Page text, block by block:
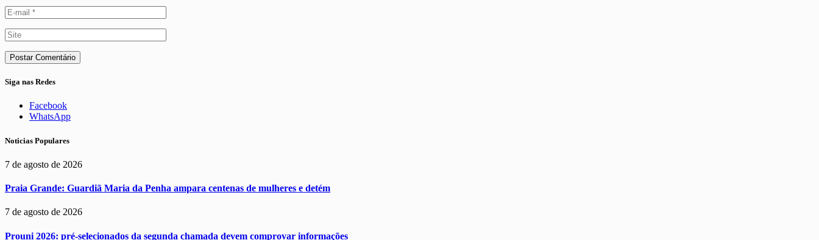
Siga nas Redes
Facebook
WhatsApp
Noticias Populares
7 de agosto de 2026
Praia Grande: Guardiã Maria da Penha ampara centenas de mulheres e detém
7 de agosto de 2026
Prouni 2026: pré-selecionados da segunda chamada devem comprovar informações